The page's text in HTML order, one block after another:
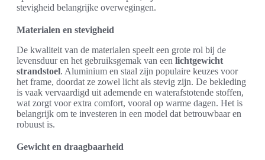
stevigheid belangrijke overwegingen.
Materialen en stevigheid
De kwaliteit van de materialen speelt een grote rol bij de
levensduur en het gebruiksgemak van een lichtgewicht
strandstoel. Aluminium en staal zijn populaire keuzes voor
het frame, doordat ze zowel licht als stevig zijn. De bekleding
is vaak vervaardigd uit ademende en waterafstotende stoffen,
wat zorgt voor extra comfort, vooral op warme dagen. Het is
belangrijk om te investeren in een model dat betrouwbaar en
robuust is.
Gewicht en draagbaarheid